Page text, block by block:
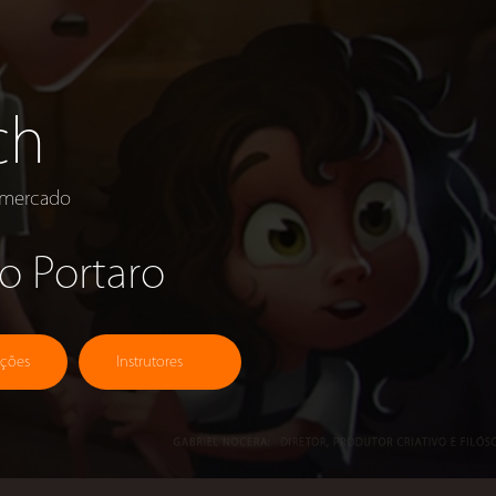
Portaro
Instrutores